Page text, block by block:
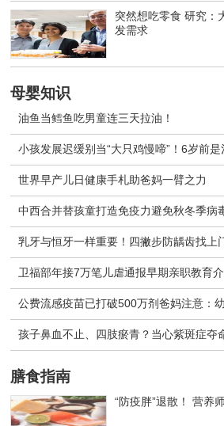
突然想吃零食 研究：
发需求
母婴知识
油鱼当鳕鱼吃男童连三天拉油！
小孩发展迟缓别当“大只鸡慢啼”！6岁前
世界早产儿日健康手札助爸妈一臂之力
中西合并替孩童打造免疫力避免秋冬季病
乳牙与恒牙一样重要！四撇步防龋齿找上
卫福部年接7万笔儿虐通报早期亲职教育
公费流感疫苗已打破500万剂爸妈注意：
孩子鼻血不止、四肢瘀青？当心紫斑症夺
膳食指南
“防疫胖”退散！ 营养